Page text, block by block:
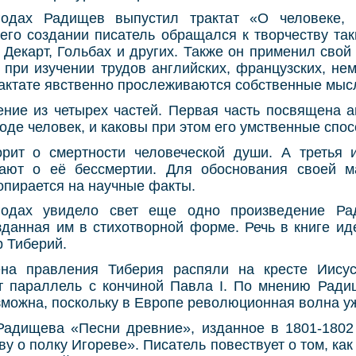
Радищев выпустил трактат «О человеке,
создании писатель обращался к творчеству
Гольбах и других. Также он применил свой
изучении трудов английских, французских,
явственно прослеживаются собственные
из четырех частей. Первая часть посвящена
человек, и каковы при этом его умственные
о смертности человеческой души. А третья
о её бессмертии. Для обоснования своей
на научные факты.
увидело свет еще одно произведение
им в стихотворной форме. Речь в книге
Тиберий.
правления Тиберия распяли на кресте
параллель с кончиной Павла I. По мнению
поскольку в Европе революционная волна
«Песни древние», изданное в 1801-
о полку Игореве». Писатель повествует о том,